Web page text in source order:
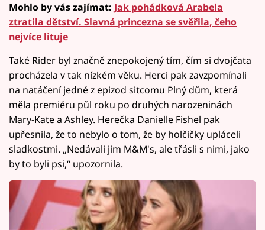
Mohlo by vás zajímat: Jak pohádková Arabela
ztratila dětství. Slavná princezna se svěřila, čeho
nejvíce lituje
Také Rider byl značně znepokojený tím, čím si dvojčata
procházela v tak nízkém věku. Herci pak zavzpomínali
na natáčení jedné z epizod sitcomu Plný dům, která
měla premiéru půl roku po druhých narozeninách
Mary-Kate a Ashley. Herečka Danielle Fishel pak
upřesnila, že to nebylo o tom, že by holčičky upláceli
sladkostmi. „Nedávali jim M&M's, ale třásli s nimi, jako
by to byli psi,“ upozornila.